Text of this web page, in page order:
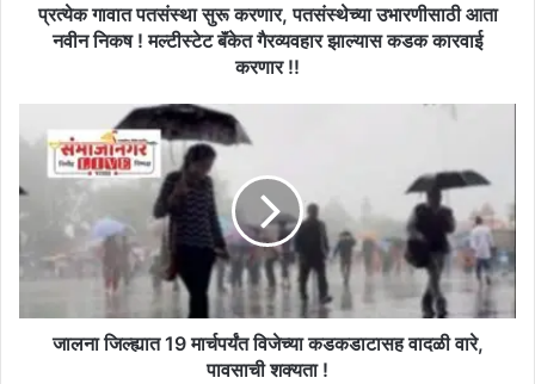
निकष
झाल्यास
कारवाई
करणार
प्रत्येक गावात पतसंस्था सुरू करणार, पतसंस्थेच्या उभारणीसाठी आता
नवीन निकष ! मल्टीस्टेट बॅंकेत गैरव्यवहार झाल्यास कडक कारवाई
करणार !!
जिल्ह्यात
मार्चपर्यंत
विजेच्या
कडकडाटासह
वादळी
पावसाची
शक्यताजालना जिल्ह्यात 19 मार्चपर्यंत विजेच्या कडकडाटासह वादळी वारे,
पावसाची शक्यता !